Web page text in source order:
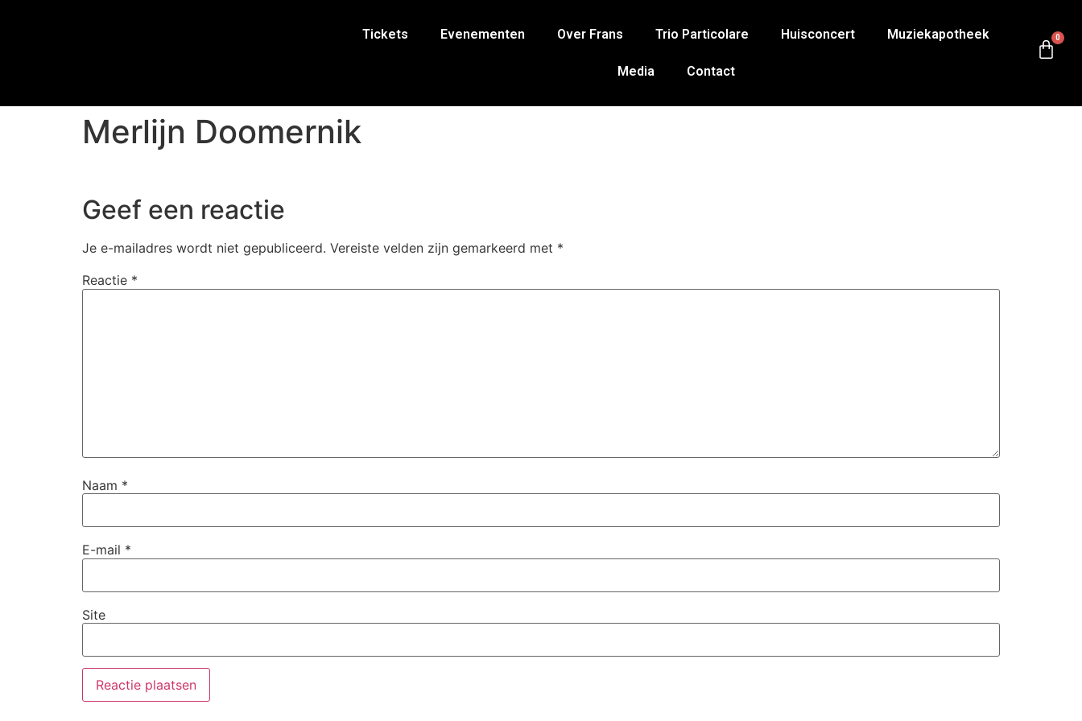
Tickets Evenementen Over Frans Trio Particolare Huisconcert Muziekapotheek
Media Contact
0
Merlijn Doomernik
Geef een reactie
Je e-mailadres wordt niet gepubliceerd. Vereiste velden zijn gemarkeerd met *
Reactie *
Naam *
E-mail *
Site